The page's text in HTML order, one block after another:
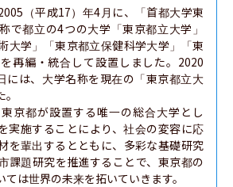
（平成17）年4月に、「首都大学東
で都立の4つの大学「東京都立大学」
大学」「東京都立保健科学大学」「東
再編・統合して設置しました。2020
には、大学名称を現在の「東京都立大
京都が設置する唯一の総合大学とし
実施することにより、社会の変容に応
を輩出するとともに、多彩な基礎研究
課題研究を推進することで、東京都の
は世界の未来を拓いていきます。